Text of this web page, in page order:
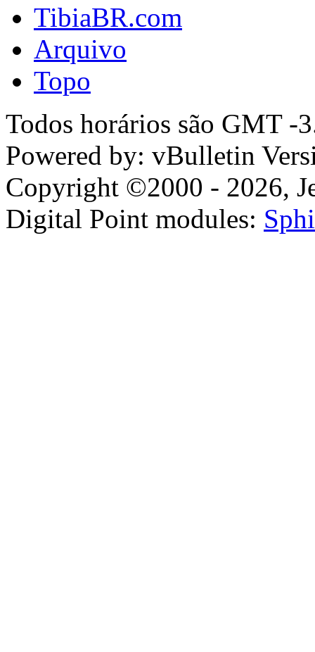
TibiaBR.com
Arquivo
Topo
Todos horários são GMT -
Powered by: vBulletin
Copyright ©2000 - 2026,
Digital Point modules: